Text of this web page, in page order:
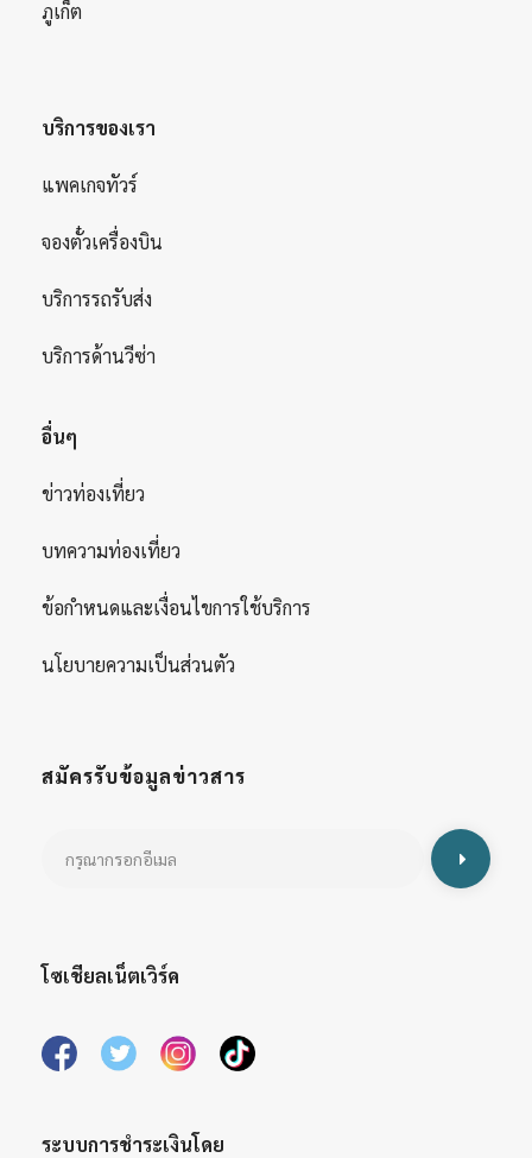
ภูเก็ต
บริการของเรา
แพคเกจทัวร์
จองตั๋วเครื่องบิน
บริการรถรับส่ง
บริการด้านวีซ่า
อื่นๆ
ข่าวท่องเที่ยว
บทความท่องเที่ยว
ข้อกำหนดและเงื่อนไขการใช้บริการ
นโยบายความเป็นส่วนตัว
สมัครรับข้อมูลข่าวสาร
โซเชียลเน็ตเวิร์ค
ระบบการชำระเงินโดย